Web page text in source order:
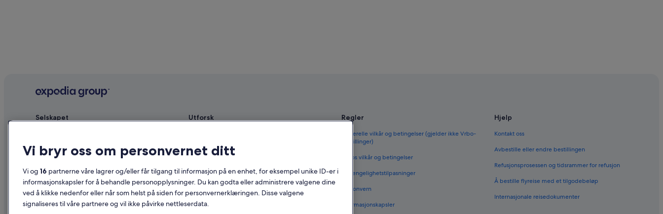
Selskapet
Ledige stillinger
Partnerskap
Advertising
Utforsk
Hoteller i Norge
Pakkereiser i Norge
Flyreiser innenlands
Regler
Generelle vilkår og betingelser (gjelder ikke Vrbo-
bestillinger)
Vrbos vilkår og betingelser
Tilgjengelighetstilpasninger
Personvern
Informasjonskapsler
Hjelp
Kontakt oss
Avbestille eller endre bestillingen
Refusjonsprosessen og tidsrammer for refusjon
Å bestille flyreise med et tilgodebeløp
Internasjonale reisedokumenter
Vi bryr oss om personvernet ditt
Vi og 16 partnerne våre lagrer og/eller får tilgang til informasjon på en enhet, for eksempel unike ID-er i
informasjonskapsler for å behandle personopplysninger. Du kan godta eller administrere valgene dine
ved å klikke nedenfor eller når som helst på siden for personvernerklæringen. Disse valgene
signaliseres til våre partnere og vil ikke påvirke nettleserdata.